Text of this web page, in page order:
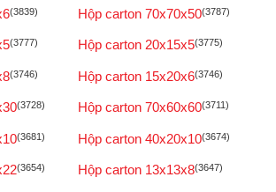
(3839) Hộp carton 70x70x50(3787)
(3777) Hộp carton 20x15x5(3775)
(3746) Hộp carton 15x20x6(3746)
(3728) Hộp carton 70x60x60(3711)
(3681) Hộp carton 40x20x10(3674)
(3654) Hộp carton 13x13x8(3647)